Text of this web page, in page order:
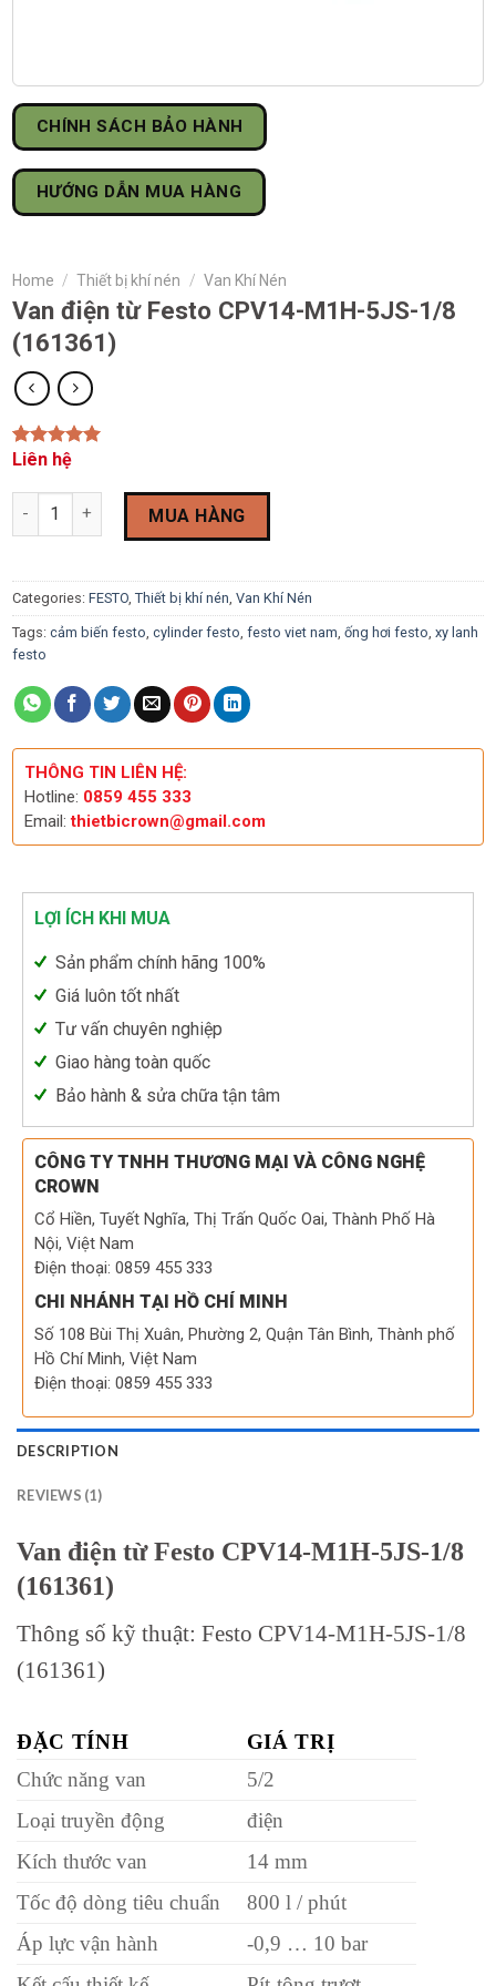
CHÍNH SÁCH BẢO HÀNH
HƯỚNG DẪN MUA HÀNG
Home / Thiết bị khí nén / Van Khí Nén
Van điện từ Festo CPV14-M1H-5JS-1/8
(161361)
Rated5.00
based on
1
customer
Liên hệ
Van điện từ Festo CPV14-M1H-5JS-1/8 (161361) quantity
MUA HÀNG
Categories: FESTO, Thiết bị khí nén, Van Khí Nén
Tags: cảm biến festo, cylinder festo, festo viet nam, ống hơi festo, xy lanh
festo
THÔNG TIN LIÊN HỆ:
Hotline: 0859 455 333
Email:thietbicrown@gmail.com
LỢI ÍCH KHI MUA
Sản phẩm chính hãng 100%
Giá luôn tốt nhất
Tư vấn chuyên nghiệp
Giao hàng toàn quốc
Bảo hành & sửa chữa tận tâm
CÔNG TY TNHH THƯƠNG MẠI VÀ CÔNG NGHỆ
CROWN
Cổ Hiền, Tuyết Nghĩa, Thị Trấn Quốc Oai, Thành Phố Hà
Nội, Việt Nam
Điện thoại: 0859 455 333
CHI NHÁNH TẠI HỒ CHÍ MINH
Số 108 Bùi Thị Xuân, Phường 2, Quận Tân Bình, Thành phố
Hồ Chí Minh, Việt Nam
Điện thoại: 0859 455 333
DESCRIPTION
REVIEWS (1)
Van điện từ Festo CPV14-M1H-5JS-1/8
(161361)
Thông số kỹ thuật: Festo CPV14-M1H-5JS-1/8
(161361)
ĐẶC TÍNH
GIÁ TRỊ
Chức năng van
5/2
Loại truyền động
điện
Kích thước van
14 mm
Tốc độ dòng tiêu chuẩn
800 l / phút
Áp lực vận hành
-0,9 … 10 bar